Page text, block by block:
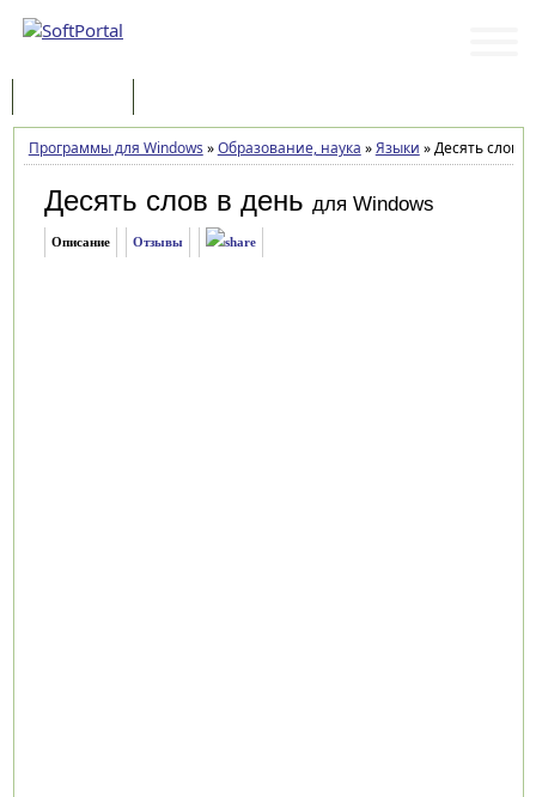
Программы для Windows »Образование, наука »Языки »Десять слов в
Десять слов в день для Windows
Описание Отзывы